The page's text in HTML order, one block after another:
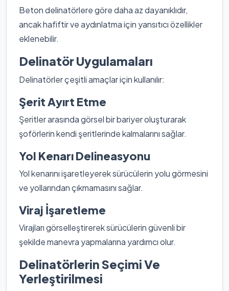
Beton delinatörlere göre daha az dayanıklıdır,
ancak hafiftir ve aydınlatma için yansıtıcı özellikler
eklenebilir.
Delinatör Uygulamaları
Delinatörler çeşitli amaçlar için kullanılır:
Şerit Ayırt Etme
Şeritler arasında görsel bir bariyer oluşturarak
şoförlerin kendi şeritlerinde kalmalarını sağlar.
Yol Kenarı Delineasyonu
Yol kenarını işaretleyerek sürücülerin yolu görmesini
ve yollarından çıkmamasını sağlar.
Viraj İşaretleme
Virajları görselleştirerek sürücülerin güvenli bir
şekilde manevra yapmalarına yardımcı olur.
Delinatörlerin Seçimi Ve
Yerleştirilmesi